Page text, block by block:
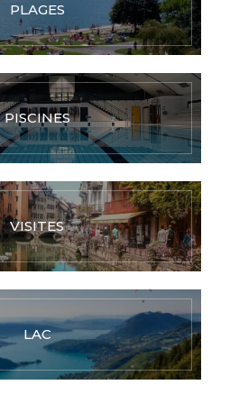
PLAGES
PISCINES
VISITES
LAC